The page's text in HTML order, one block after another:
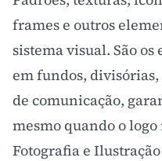
frames e outros
sistema visual. São
em fundos,
de comunicação,
mesmo quando o
Fotografia e Ilustração